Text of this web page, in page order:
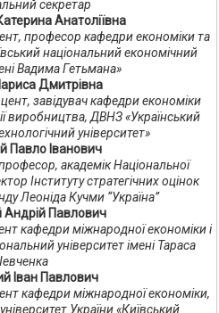
секретар
Анатоліївна
професор кафедри економіки та
національний економічний
Вадима Гетьмана»
Дмитрівна
завідувач кафедри економіки
виробництва, ДВНЗ «Український
університет»
Павло Іванович
академік Національної
Інституту стратегічних оцінок
Леоніда Кучми “Україна”
Андрій Павлович
кафедри міжнародної економіки і
університет імені Тараса
Іван Павлович
кафедри міжнародної економіки,
України «Київський